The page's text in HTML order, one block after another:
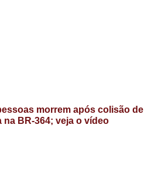
morrem após colisão de
na BR-364; veja o vídeo